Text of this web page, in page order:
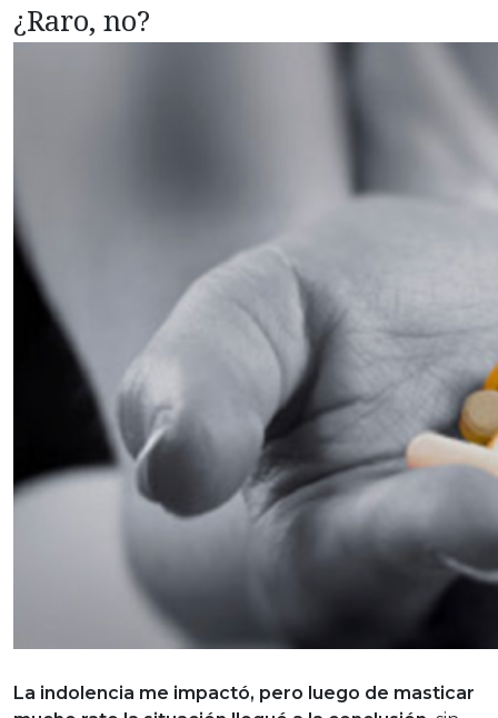
¿Raro, no?
La indolencia me impactó, pero luego de masticar